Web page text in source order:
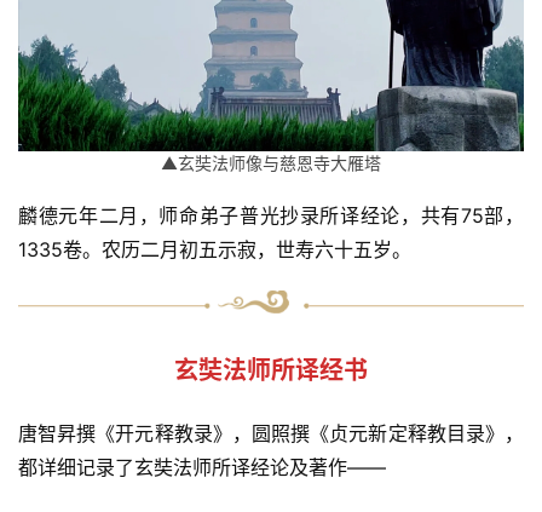
▲玄奘法师像与慈恩寺大雁塔
麟德元年二月，师命弟子普光抄录所译经论，共有75部，
1335卷。农历二月初五示寂，世寿六十五岁。
玄奘法师所译经书
唐智昇撰《开元释教录》，圆照撰《贞元新定释教目录》，
都详细记录了玄奘法师所译经论及著作——